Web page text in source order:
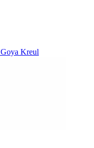
Kreul